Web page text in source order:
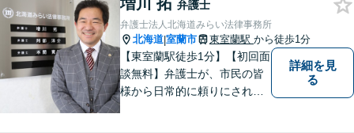
弁護士
弁護士法人北海道みらい法律事務所
北海道|室蘭市 東室蘭駅 から徒歩1分
【東室蘭駅徒歩1分】【初回面
談無料】弁護士が、市民の皆
様から日常的に頼りにされる
詳細を見
る